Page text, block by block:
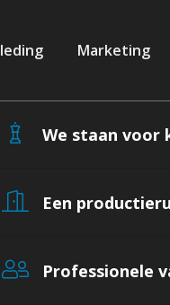
Marketing
We staan voor
Een
Professionele